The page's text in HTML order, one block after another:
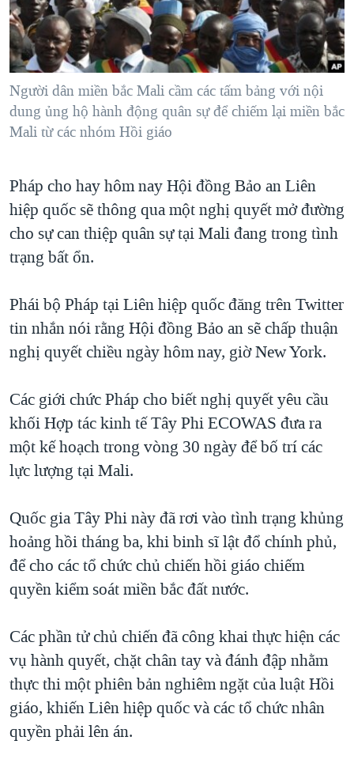
"Tìm"NGƯỜI VIỆT HẢI NGOẠI
ĐỜI SỐNG
KINH TẾ
SỨC KHOẺ
THỂ THAO
GIÁO DỤC
TẠI
HÀNH TRÌNH BẦU CỬ 2024
MỘT NĂM CHIẾN TRANH TẠI DẢI GAZA
GIẢI MÃ VÀNH ĐAI & CON ĐƯỜNG
NGÀY TỊ NẠN THẾ GIỚI
CHI PHÍ CHIẾN TRANH AFGHANISTAN
CÁC GIÁ TRỊ CỘNG HÒA Ở VIỆT NAM
THƯỢNG ĐỈNH TRUMP-KIM TẠI VIỆT NAM
NGƯ DÂN VIỆT VÀ LÀN SÓNG TRỘM HẢI SÂM
BÊN KIA QUỐC LỘ: TIẾNG VỌNG TỪ NÔNG THÔN MỸ
VIDEO
NGHE
MẠNG XÃ HỘI
Người dân miền bắc Mali cầm các tấm bảng với nội
dung ủng hộ hành động quân sự để chiếm lại miền bắc
Mali từ các nhóm Hồi giáo
Pháp cho hay hôm nay Hội đồng Bảo an Liên
hiệp quốc sẽ thông qua một nghị quyết mở đường
cho sự can thiệp quân sự tại Mali đang trong tình
trạng bất ổn.
Phái bộ Pháp tại Liên hiệp quốc đăng trên Twitter
tin nhắn nói rằng Hội đồng Bảo an sẽ chấp thuận
nghị quyết chiều ngày hôm nay, giờ New York.
Các giới chức Pháp cho biết nghị quyết yêu cầu
khối Hợp tác kinh tế Tây Phi ECOWAS đưa ra
một kế hoạch trong vòng 30 ngày để bố trí các
lực lượng tại Mali.
Quốc gia Tây Phi này đã rơi vào tình trạng khủng
hoảng hồi tháng ba, khi binh sĩ lật đổ chính phủ,
để cho các tổ chức chủ chiến hồi giáo chiếm
quyền kiểm soát miền bắc đất nước.
Các phần tử chủ chiến đã công khai thực hiện các
vụ hành quyết, chặt chân tay và đánh đập nhằm
thực thi một phiên bản nghiêm ngặt của luật Hồi
giáo, khiến Liên hiệp quốc và các tổ chức nhân
quyền phải lên án.